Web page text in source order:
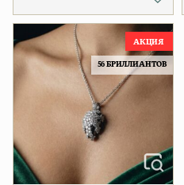
56 БРИЛЛИАНТОВ